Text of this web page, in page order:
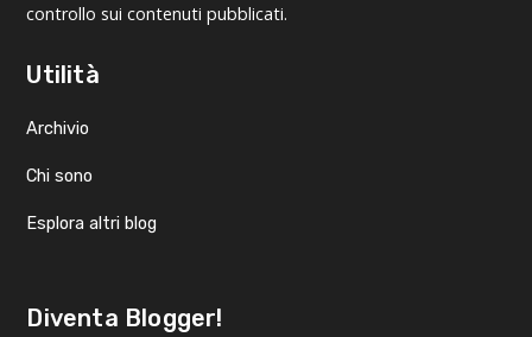
controllo sui contenuti pubblicati.
Utilità
Archivio
Chi sono
Esplora altri blog
Diventa Blogger!